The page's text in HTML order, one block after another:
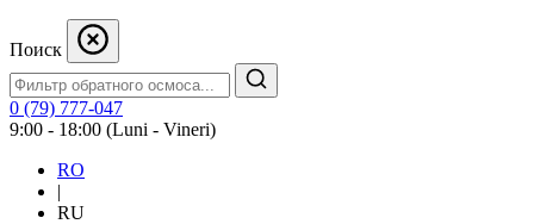
Поиск
0 (79) 777-047
9:00 - 18:00 (Luni - Vineri)
RO
|
RU